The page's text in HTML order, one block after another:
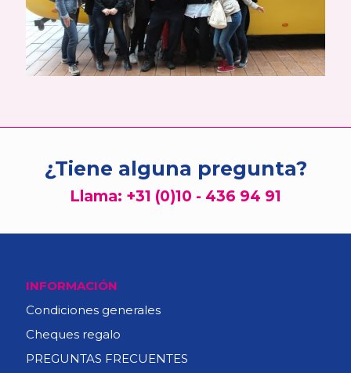
¿Tiene alguna pregunta?
Llama: +31 (0)10 - 436 94 91
INFORMACIÓN
Condiciones generales
Cheques regalo
PREGUNTAS FRECUENTES